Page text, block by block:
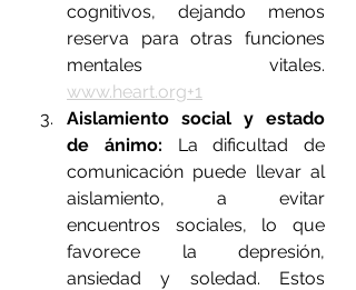
cognitivos, dejando menos
reserva para otras funciones
www.heart.org+1
Aislamiento social y estado
de ánimo: La dificultad de
comunicación puede llevar al
aislamiento, a evitar
encuentros sociales, lo que
favorece la depresión,
ansiedad y soledad. Estos